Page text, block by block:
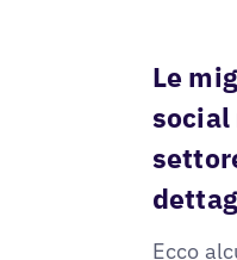
Le
social
Ecco